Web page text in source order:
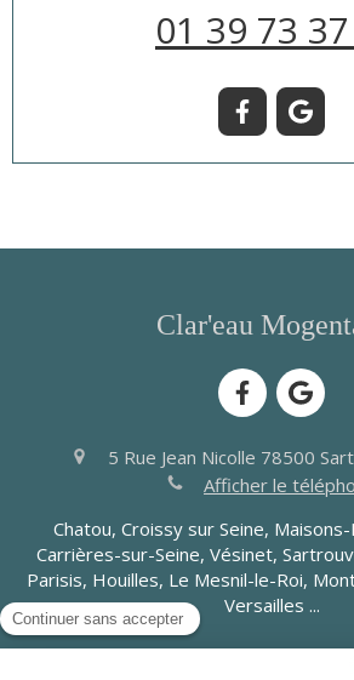
01 39 73
Clar'eau
5 Rue Jean Nicolle 78500
Afficher le
Chatou, Croissy sur Seine,
Carrières-sur-Seine, Vésinet,
Parisis, Houilles, Le Mesnil-le-Roi,
Versailles ...